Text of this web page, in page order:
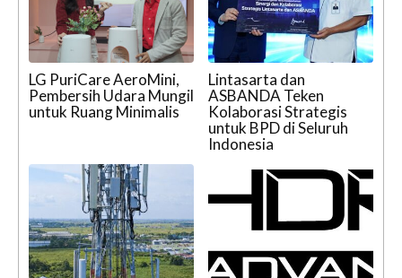
LG PuriCare AeroMini,
Pembersih Udara Mungil
untuk Ruang Minimalis
Lintasarta dan
ASBANDA Teken
Kolaborasi Strategis
untuk BPD di Seluruh
Indonesia